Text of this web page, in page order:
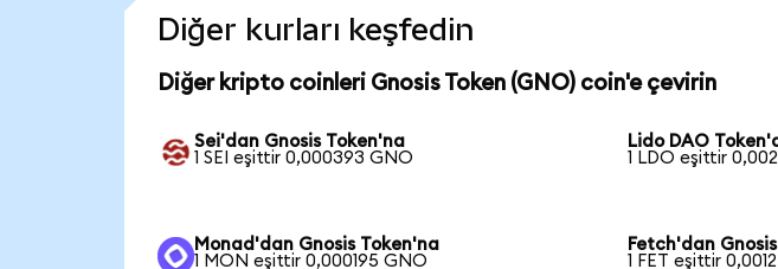
Diğer kurları keşfedin
Diğer kripto coinleri Gnosis Token (GNO) coin'e çevirin
Sei'dan Gnosis Token'na
1 SEI eşittir 0,000393 GNO
Lido DAO
1 LDO eşittir
Monad'dan Gnosis Token'na
1 MON eşittir 0,000195 GNO
Fetch'dan
1 FET eşittir